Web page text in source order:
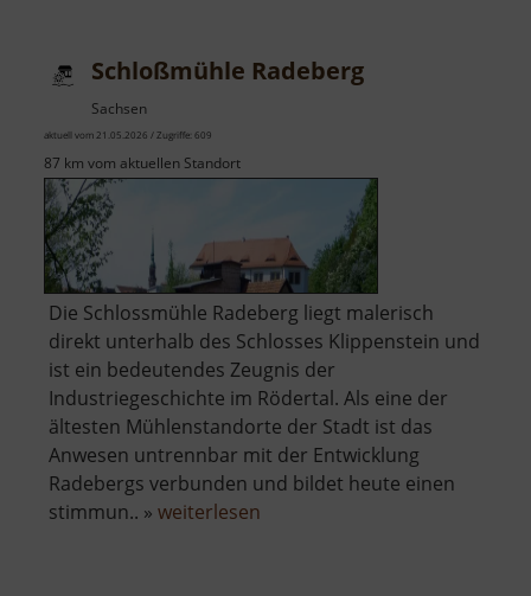
Schloßmühle Radeberg
Sachsen
aktuell vom 21.05.2026 / Zugriffe: 609
87 km vom aktuellen Standort
Die Schlossmühle Radeberg liegt malerisch
direkt unterhalb des Schlosses Klippenstein und
ist ein bedeutendes Zeugnis der
Industriegeschichte im Rödertal. Als eine der
ältesten Mühlenstandorte der Stadt ist das
Anwesen untrennbar mit der Entwicklung
Radebergs verbunden und bildet heute einen
stimmun.. » weiterlesen